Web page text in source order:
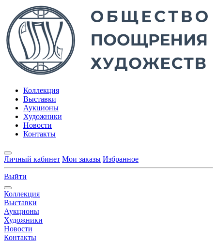
Коллекция
Выставки
Аукционы
Художники
Новости
Контакты
Личный кабинет Мои заказы Избранное
Выйти
Коллекция
Выставки
Аукционы
Художники
Новости
Контакты